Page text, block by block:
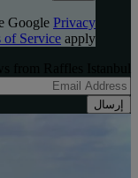
Google Privacy
of Service apply.
إرسال